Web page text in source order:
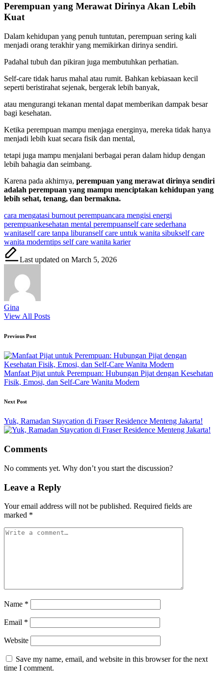
Perempuan yang Merawat Dirinya Akan Lebih
Kuat
Dalam kehidupan yang penuh tuntutan, perempuan sering kali
menjadi orang terakhir yang memikirkan dirinya sendiri.
Padahal tubuh dan pikiran juga membutuhkan perhatian.
Self-care tidak harus mahal atau rumit. Bahkan kebiasaan kecil
seperti beristirahat sejenak, bergerak lebih banyak,
atau mengurangi tekanan mental dapat memberikan dampak besar
bagi kesehatan.
Ketika perempuan mampu menjaga energinya, mereka tidak hanya
menjadi lebih kuat secara fisik dan mental,
tetapi juga mampu menjalani berbagai peran dalam hidup dengan
lebih bahagia dan seimbang.
Karena pada akhirnya, perempuan yang merawat dirinya sendiri
adalah perempuan yang mampu menciptakan kehidupan yang
lebih sehat, tenang, dan bermakna.
Tags:
cara mengatasi burnout perempuancara mengisi energi
perempuankesehatan mental perempuanself care sederhana
wanitaself care tanpa liburanself care untuk wanita sibukself care
wanita moderntips self care wanita karier
Last updated on March 5, 2026
Gina
View All Posts
Post
navigation
Previous Post
Manfaat Pijat untuk Perempuan: Hubungan Pijat dengan Kesehatan
Fisik, Emosi, dan Self-Care Wanita Modern
Next Post
Yuk, Ramadan Staycation di Fraser Residence Menteng Jakarta!
Comments
No comments yet. Why don’t you start the discussion?
Leave a Reply
Your email address will not be published. Required fields are
marked *
Name *
Email *
Website
Save my name, email, and website in this browser for the next
time I comment.